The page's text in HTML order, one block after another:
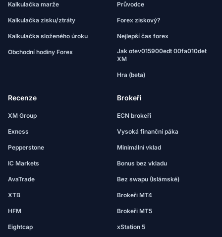
Kalkulačka marže
Kalkulačka zisku/ztráty
Kalkulačka složeného úroku
Obchodní hodiny Forex
Průvodce
Forex ziskový?
Nejlepší čas forex
Jak otev015900edt 00fa010det
XM
Hra (beta)
Recenze
XM Group
Exness
Pepperstone
IC Markets
AvaTrade
XTB
HFM
Eightcap
Brokeři
ECN brokeři
Vysoká finanční páka
Minimální vklad
Bonus bez vkladu
Bez swapu (Islámské)
Brokeři MT4
Brokeři MT5
xStation 5